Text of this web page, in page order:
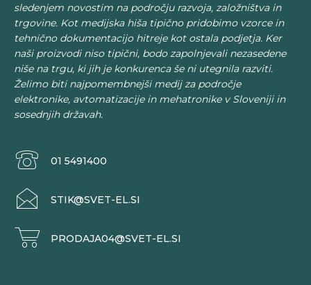
sledenjem novostim na področju razvoja, založništva in
trgovine. Kot medijska hiša tipično pridobimo vzorce in
tehnično dokumentacijo hitreje kot ostala podjetja. Ker
naši proizvodi niso tipični, bodo zapolnjevali nezasedene
niše na trgu, ki jih je konkurenca še ni utegnila razviti.
Želimo biti najpomembnejši medij za področje
elektronike, avtomatizacije in mehatronike v Sloveniji in
sosednjih državah.
01 5491400
STIK@SVET-EL.SI
PRODAJA04@SVET-EL.SI